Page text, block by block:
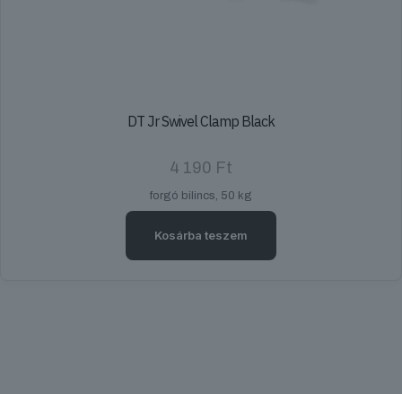
DT Jr Swivel Clamp Black
4 190 Ft
forgó bilincs, 50 kg
Kosárba teszem